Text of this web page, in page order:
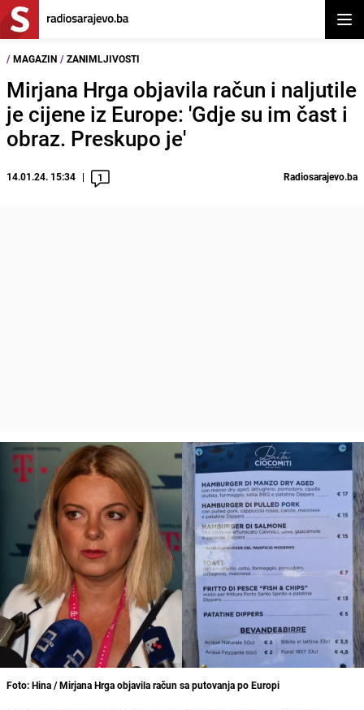
/ MAGAZIN / ZANIMLJIVOSTI
Mirjana Hrga objavila račun i naljutile
je cijene iz Europe: 'Gdje su im čast i
obraz. Preskupo je'
14.01.24. 15:34 1 Radiosarajevo.ba
Foto: Hina / Mirjana Hrga objavila račun sa putovanja po Europi